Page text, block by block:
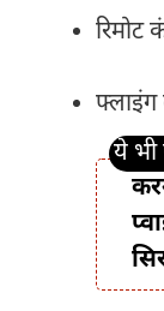
रिमोट
फ्लाइंग